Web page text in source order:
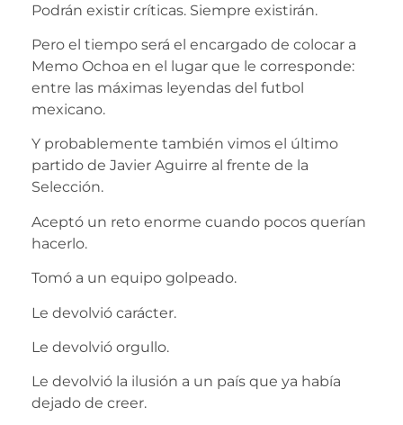
Podrán existir críticas. Siempre existirán.
Pero el tiempo será el encargado de colocar a
Memo Ochoa en el lugar que le corresponde:
entre las máximas leyendas del futbol
mexicano.
Y probablemente también vimos el último
partido de Javier Aguirre al frente de la
Selección.
Aceptó un reto enorme cuando pocos querían
hacerlo.
Tomó a un equipo golpeado.
Le devolvió carácter.
Le devolvió orgullo.
Le devolvió la ilusión a un país que ya había
dejado de creer.